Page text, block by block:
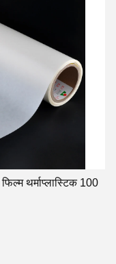
थर्माप्लास्टिक 100